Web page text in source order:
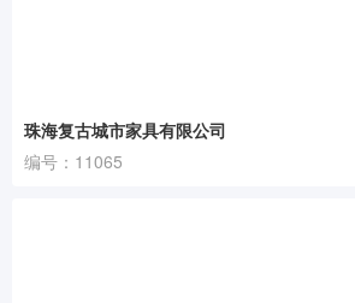
珠海复古城市家具有限公司
编号：11065